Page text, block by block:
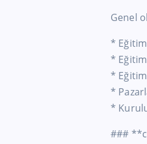
Genel
*
*
*
*
*
###